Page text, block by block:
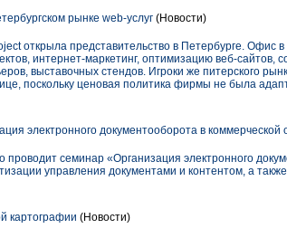
рынке web-услуг (Новости)
открыла представительство в Петербурге. Офис
интернет-маркетинг, оптимизацию веб-
выставочных стендов. Игроки же питерского
поскольку ценовая политика фирмы не была
электронного документооборота в коммерческой
семинар «Организация электронного
управления документами и контентом, а
картографии (Новости)